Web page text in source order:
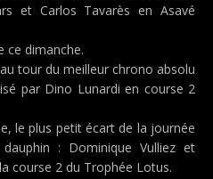
et Carlos Tavarès en Asavé
ce dimanche.
tour du meilleur chrono absolu
par Dino Lunardi en course 2
le plus petit écart de la journée
: Dominique Vulliez et
course 2 du Trophée Lotus.